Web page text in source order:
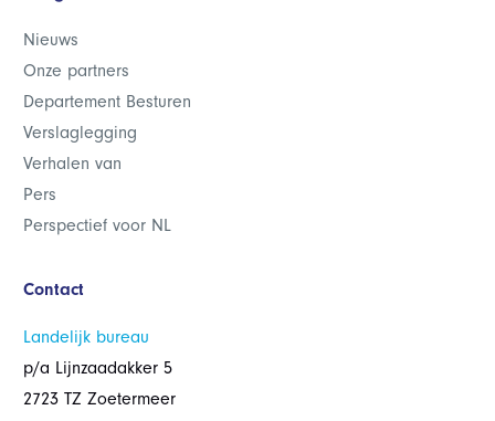
Nieuws
Onze partners
Departement Besturen
Verslaglegging
Verhalen van
Pers
Perspectief voor NL
Contact
Landelijk bureau
p/a Lijnzaadakker 5
2723 TZ Zoetermeer